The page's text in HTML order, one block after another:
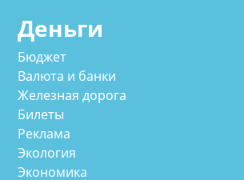
Деньги
Бюджет
Валюта и банки
Железная дорога
Билеты
Реклама
Экология
Экономика